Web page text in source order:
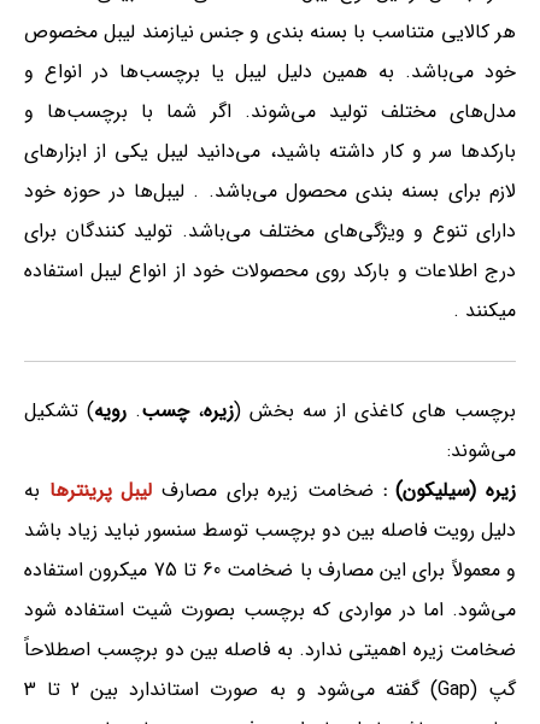
هر کالایی متناسب با بسنه بندی و جنس نیازمند لیبل مخصوص
خود می‌باشد. به همین دلیل لیبل‌ یا برچسب‌ها در انواع و
مدل‌های مختلف تولید می‌شوند. اگر شما با برچسب‌ها و
بارکدها سر و کار داشته باشید، می‌دانید لیبل یکی از ابزارهای
لازم برای بسنه بندی محصول می‌باشد. . لیبل‌ها در حوزه خود
دارای تنوع و ویژگی‌های مختلف می‌باشد. تولید کنندگان برای
درج اطلاعات و بارکد روی محصولات خود از انواع لیبل استفاده
میکنند .
برچسب های کاغذی از سه بخش (زیره،چسب. رویه) تشکیل
می‌شوند:
زیره (سیلیکون) : ضخامت زیره برای مصارف لیبل پرینترها به
دلیل رویت فاصله بین دو برچسب توسط سنسور نباید زیاد باشد
و معمولاً برای این مصارف با ضخامت 60 تا 75 میکرون استفاده
می‌شود. اما در مواردی که برچسب بصورت شیت استفاده شود
ضخامت زیره اهمیتی ندارد. به فاصله بین دو برچسب اصطلاحاً
گپ (Gap) گفته می‌شود و به صورت استاندارد بین 2 تا 3